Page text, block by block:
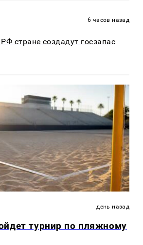
6 часов назад
стране создадут госзапас
день назад
турнир по пляжному